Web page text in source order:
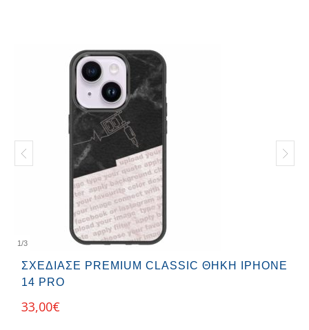
1/3
ΣΧΕΔΊΑΣΕ PREMIUM CLASSIC ΘΉΚΗ IPHONE
14 PRO
33,00€